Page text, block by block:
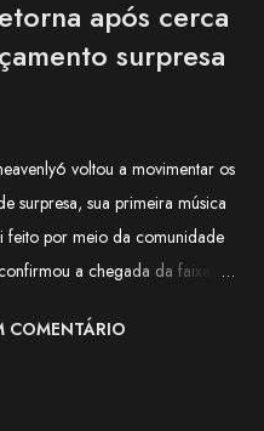
após cerca
surpresa
voltou a movimentar os
surpresa, sua primeira música
feito por meio da comunidade
a chegada da faixa às
há mais de uma década.
versão de Halloween de
COMENTÁRIO